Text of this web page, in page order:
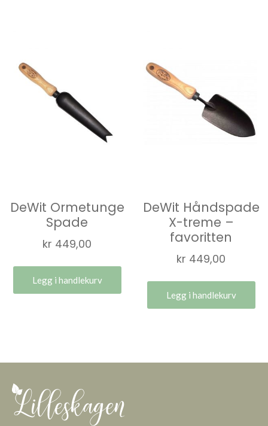
DeWit Ormetunge
Spade
kr 449,00
Legg i handlekurv
DeWit Håndspade
X-treme –
favoritten
kr 449,00
Legg i handlekurv